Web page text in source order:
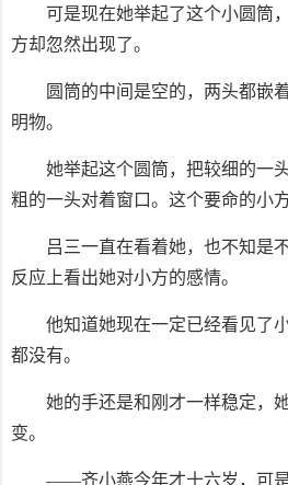
可是现在她举起了这个小圆筒
方却忽然出现了。
圆筒的中间是空的，两头都嵌
明物。
她举起这个圆筒，把较细的一
粗的一头对着窗口。这个要命的小
吕三一直在看着她，也不知是
反应上看出她对小方的感情。
他知道她现在一定已经看见了
都没有。
她的手还是和刚才一样稳定，
变。
——齐小燕今年才十六岁，可